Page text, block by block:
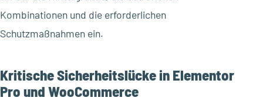
Kombinationen und die erforderlichen
Schutzmaßnahmen ein.
Kritische Sicherheitslücke in Elementor
Pro und WooCommerce